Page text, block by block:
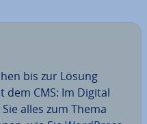
bis zur Lösung
CMS: Im Digital
alles zum Thema